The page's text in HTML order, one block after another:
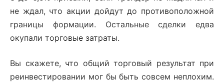
не ждал, что акции дойдут до противоположной
границы формации. Остальные сделки едва
окупали торговые затраты.
Вы скажете, что общий торговый результат при
реинвестировании мог бы быть совсем неплохим.